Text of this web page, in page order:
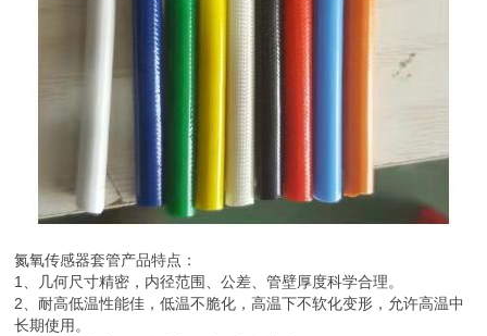
氮氧传感器套管产品特点：
1、几何尺寸精密，内径范围、公差、管壁厚度科学合理。
2、耐高低温性能佳，低温不脆化，高温下不软化变形，允许高温中
长期使用。